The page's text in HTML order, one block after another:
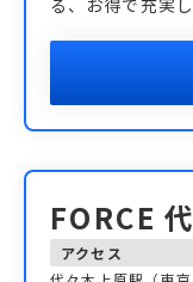
る、お得で充実
FORCE
アクセス